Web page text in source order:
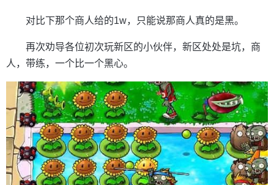
对比下那个商人给的1w，只能说那商人真的是黑。
再次劝导各位初次玩新区的小伙伴，新区处处是坑，商
人，带练，一个比一个黑心。